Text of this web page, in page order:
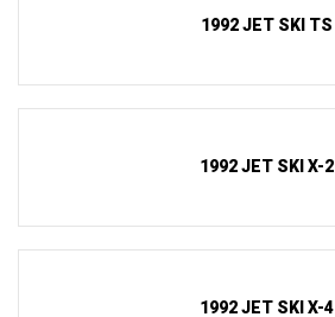
1992 JET SKI TS
1992 JET SKI X-2
1992 JET SKI X-4